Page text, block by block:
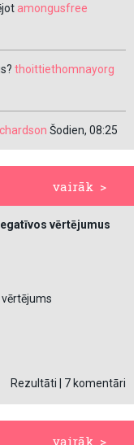
amongusfree
thoittiethomnayorg
Šodien, 08:25
vairāk >
vērtējumus
Rezultāti 7 komentāri
vairāk >